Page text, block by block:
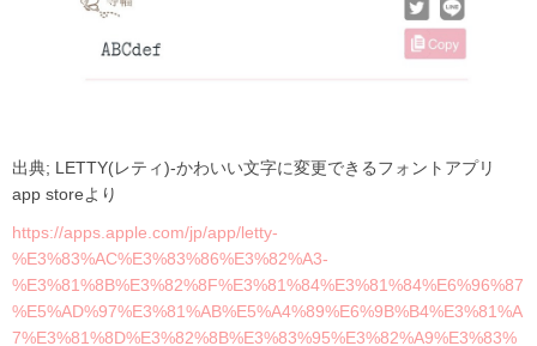
出典; LETTY(レティ)-かわいい文字に変更できるフォントアプリ
app storeより
https://apps.apple.com/jp/app/letty-
%E3%83%AC%E3%83%86%E3%82%A3-
%E3%81%8B%E3%82%8F%E3%81%84%E3%81%84%E6%96%87
%E5%AD%97%E3%81%AB%E5%A4%89%E6%9B%B4%E3%81%A
7%E3%81%8D%E3%82%8B%E3%83%95%E3%82%A9%E3%83%